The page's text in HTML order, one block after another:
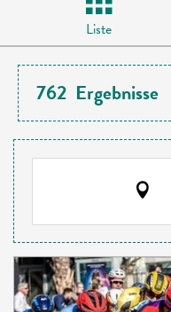
Liste
762 Ergebnisse